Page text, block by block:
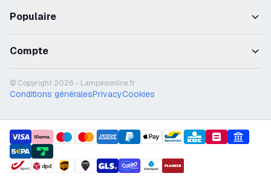
Populaire
Compte
© Copyright 2026 - Lampesonline.fr
Conditions généralesPrivacyCookies
payment methods
shipment methods